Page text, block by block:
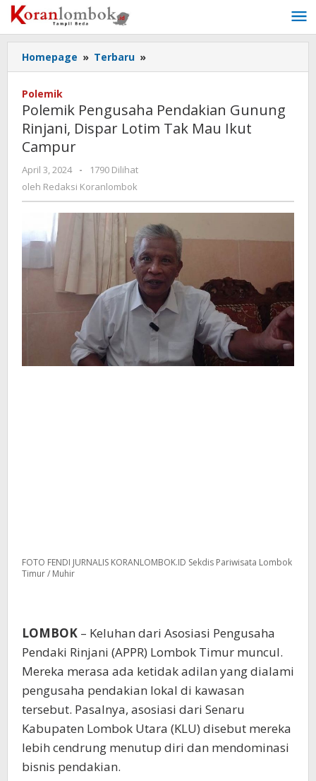
Lewati
ke
konten
Homepage » Terbaru »
Pengusaha
Rinjani,
Dispar
Campur
Polemik
Polemik Pengusaha Pendakian Gunung
Rinjani, Dispar Lotim Tak Mau Ikut
Campur
April 3, 2024
oleh
Redaksi
-
1790 Dilihat
oleh Redaksi Koranlombok
FOTO FENDI JURNALIS KORANLOMBOK.ID Sekdis Pariwisata Lombok
Timur / Muhir
LOMBOK – Keluhan dari Asosiasi Pengusaha
Pendaki Rinjani (APPR) Lombok Timur muncul.
Mereka merasa ada ketidak adilan yang dialami
pengusaha pendakian lokal di kawasan
tersebut. Pasalnya, asosiasi dari Senaru
Kabupaten Lombok Utara (KLU) disebut mereka
lebih cendrung menutup diri dan mendominasi
bisnis pendakian.